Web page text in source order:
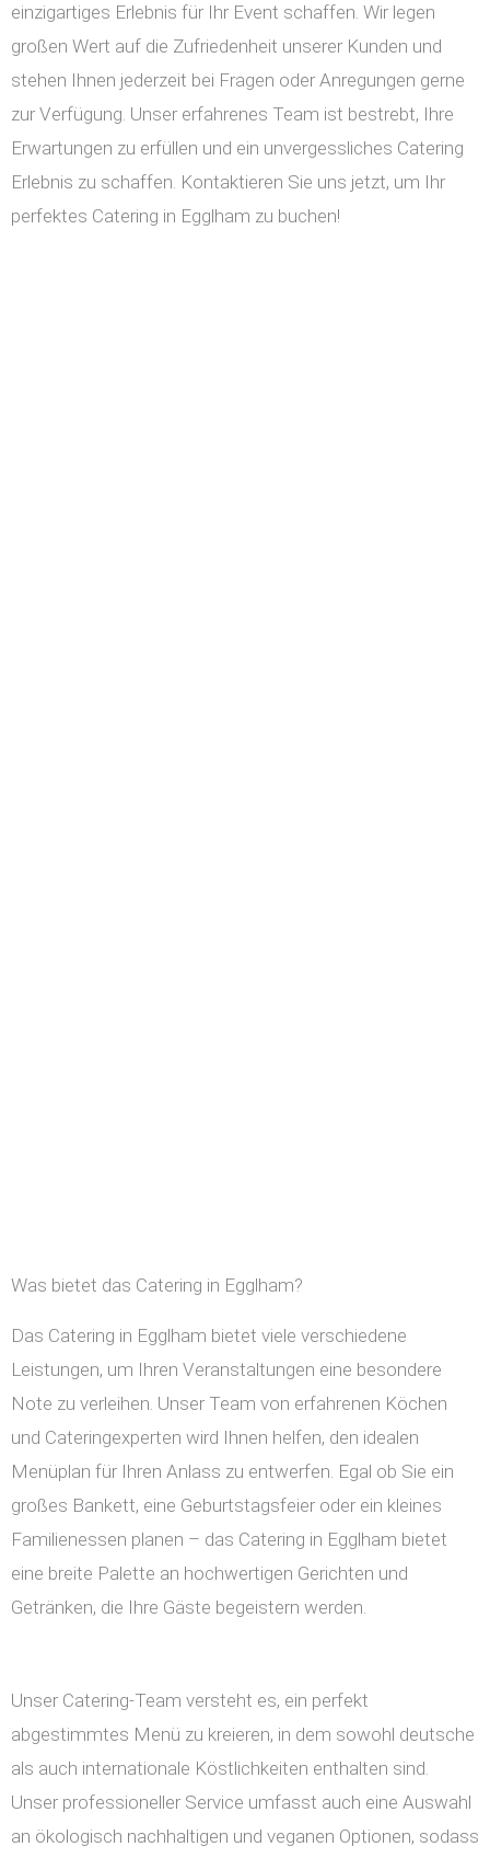
einzigartiges Erlebnis für Ihr Event schaffen. Wir legen
großen Wert auf die Zufriedenheit unserer Kunden und
stehen Ihnen jederzeit bei Fragen oder Anregungen gerne
zur Verfügung. Unser erfahrenes Team ist bestrebt, Ihre
Erwartungen zu erfüllen und ein unvergessliches Catering
Erlebnis zu schaffen. Kontaktieren Sie uns jetzt, um Ihr
perfektes Catering in Egglham zu buchen!
Was bietet das Catering in Egglham?
Das Catering in Egglham bietet viele verschiedene
Leistungen, um Ihren Veranstaltungen eine besondere
Note zu verleihen. Unser Team von erfahrenen Köchen
und Cateringexperten wird Ihnen helfen, den idealen
Menüplan für Ihren Anlass zu entwerfen. Egal ob Sie ein
großes Bankett, eine Geburtstagsfeier oder ein kleines
Familienessen planen – das Catering in Egglham bietet
eine breite Palette an hochwertigen Gerichten und
Getränken, die Ihre Gäste begeistern werden.
Unser Catering-Team versteht es, ein perfekt
abgestimmtes Menü zu kreieren, in dem sowohl deutsche
als auch internationale Köstlichkeiten enthalten sind.
Unser professioneller Service umfasst auch eine Auswahl
an ökologisch nachhaltigen und veganen Optionen, sodass